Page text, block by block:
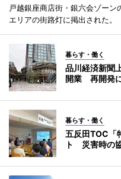
戸越銀座商店街・銀六会ゾー
エリアの街路灯に掲出された。
暮らす・働く
品川経済新聞
開業 再開発
暮らす・働く
五反田TOC「
ト 災害時の